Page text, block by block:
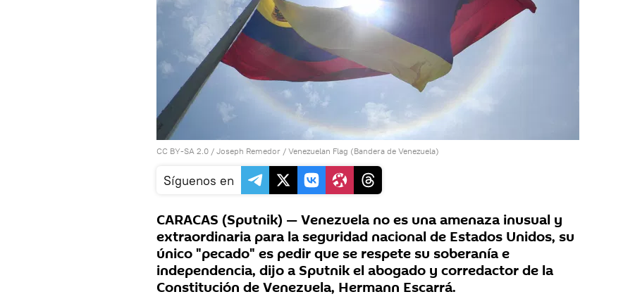
CC BY-SA 2.0 / Joseph Remedor / Venezuelan Flag (Bandera de Venezuela)
Síguenos en
CARACAS (Sputnik) — Venezuela no es una amenaza inusual y
extraordinaria para la seguridad nacional de Estados Unidos, su
único "pecado" es pedir que se respete su soberanía e
independencia, dijo a Sputnik el abogado y corredactor de la
Constitución de Venezuela, Hermann Escarrá.